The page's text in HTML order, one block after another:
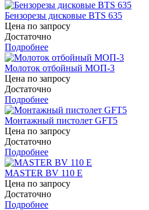
Бензорезы дисковые BTS 635
Цена по запросу
Достаточно
Подробнее
Молоток отбойный МОП-3
Цена по запросу
Достаточно
Подробнее
Монтажный пистолет GFT5
Цена по запросу
Достаточно
Подробнее
MASTER BV 110 E
Цена по запросу
Достаточно
Подробнее